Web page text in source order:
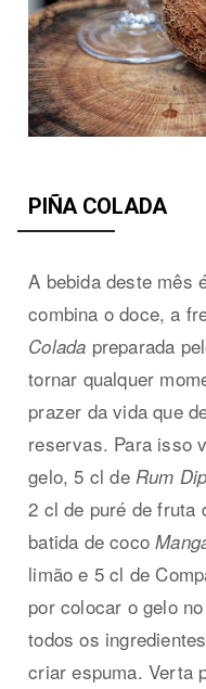
PIÑA COLADA
A bebida deste mês
combina o doce, a
Colada preparada
tornar qualquer
prazer da vida que
reservas. Para isso
gelo, 5 cl deRum
2 cl de puré de fruta
batida de coco
limão e 5 cl de
por colocar o gelo no
todos os
criar espuma. Verta